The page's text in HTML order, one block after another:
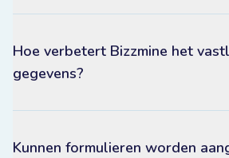
Hoe verbetert Bizzmine het
gegevens?
Kunnen formulieren worden